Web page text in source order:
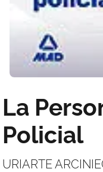
La
Policial
URIARTE